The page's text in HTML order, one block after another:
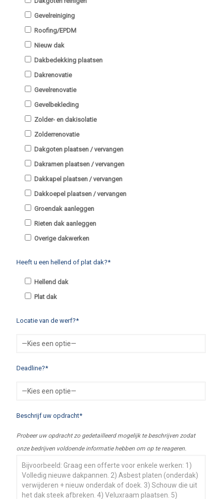
Gevelreiniging
Roofing/EPDM
Nieuw dak
Dakbedekking plaatsen
Dakrenovatie
Gevelrenovatie
Gevelbekleding
Zolder- en dakisolatie
Zolderrenovatie
Dakgoten plaatsen / vervangen
Dakramen plaatsen / vervangen
Dakkapel plaatsen / vervangen
Dakkoepel plaatsen / vervangen
Groendak aanleggen
Rieten dak aanleggen
Overige dakwerken
Heeft u een hellend of plat dak?*
Hellend dak
Plat dak
Locatie van de werf?*
Deadline?*
Beschrijf uw opdracht*
Probeer uw opdracht zo gedetailleerd mogelijk te beschrijven zodat
onze bedrijven voldoende informatie hebben om op te reageren.